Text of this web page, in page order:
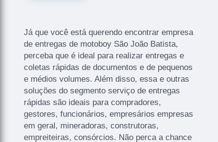
Já que você está querendo encontrar empresa
de entregas de motoboy São João Batista,
perceba que é ideal para realizar entregas e
coletas rápidas de documentos e de pequenos
e médios volumes. Além disso, essa e outras
soluções do segmento serviço de entregas
rápidas são ideais para compradores,
gestores, funcionários, empresários empresas
em geral, mineradoras, construtoras,
empreiteiras, consórcios. Não perca a chance